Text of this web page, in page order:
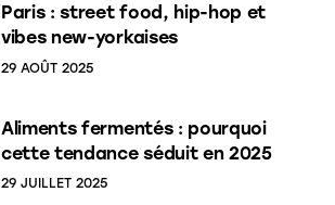
Paris : street food, hip-hop et
vibes new-yorkaises
29 AOÛT 2025
Aliments fermentés : pourquoi
cette tendance séduit en 2025
29 JUILLET 2025